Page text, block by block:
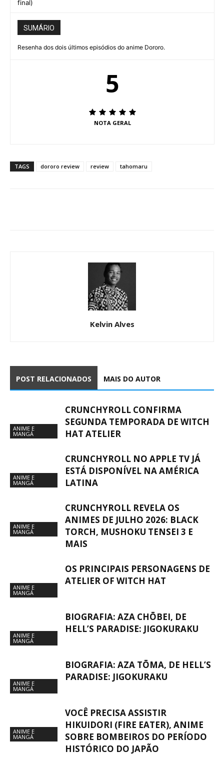
final)
SUMÁRIO
Resenha dos dois últimos episódios do anime Dororo.
5
NOTA GERAL
TAGS dororo review review tahomaru
Kelvin Alves
POST RELACIONADOS MAIS DO AUTOR
ANIME E
MANGÁ
CRUNCHYROLL CONFIRMA
SEGUNDA TEMPORADA DE WITCH
HAT ATELIER
ANIME E
MANGÁ
CRUNCHYROLL NO APPLE TV JÁ
ESTÁ DISPONÍVEL NA AMÉRICA
LATINA
ANIME E
MANGÁ
CRUNCHYROLL REVELA OS
ANIMES DE JULHO 2026: BLACK
TORCH, MUSHOKU TENSEI 3 E
MAIS
ANIME E
MANGÁ
OS PRINCIPAIS PERSONAGENS DE
ATELIER OF WITCH HAT
ANIME E
MANGÁ
BIOGRAFIA: AZA CHŌBEI, DE
HELL’S PARADISE: JIGOKURAKU
ANIME E
MANGÁ
BIOGRAFIA: AZA TŌMA, DE HELL’S
PARADISE: JIGOKURAKU
ANIME E
MANGÁ
VOCÊ PRECISA ASSISTIR
HIKUIDORI (FIRE EATER), ANIME
SOBRE BOMBEIROS DO PERÍODO
HISTÓRICO DO JAPÃO